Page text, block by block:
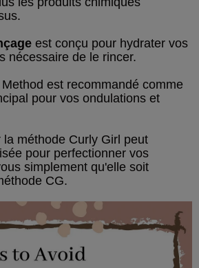
est conçu pour hydrater vos
nécessaire de le rincer.
est recommandé comme
pour vos ondulations et
la méthode Curly Girl peut
pour perfectionner vos
simplement qu'elle soit
CG.